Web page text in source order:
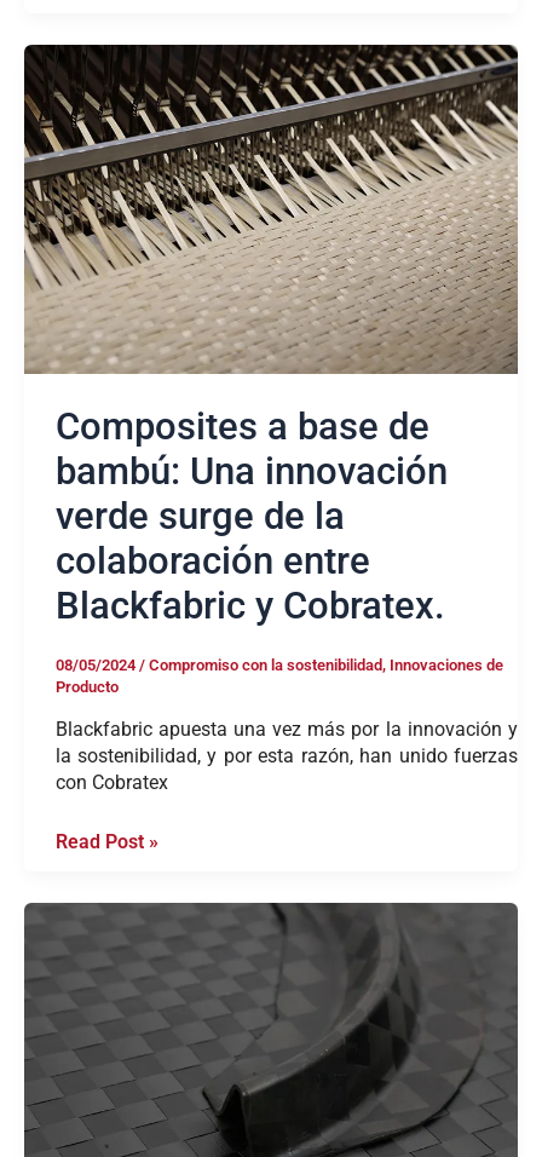
Composites a base de
bambú: Una innovación
verde surge de la
colaboración entre
Blackfabric y Cobratex.
08/05/2024 / Compromiso con la sostenibilidad, Innovaciones de
Producto
Blackfabric apuesta una vez más por la innovación y
la sostenibilidad, y por esta razón, han unido fuerzas
con Cobratex
Composites
a
base
de
bambú:
Una
innovación
verde
surge
de
la
colaboración
entre
y
Cobratex.
Read Post »
futuro
BFlex:
El
tejido